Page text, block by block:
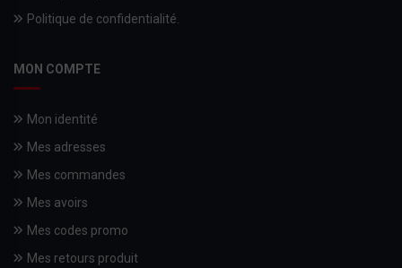
Politique de confidentialité.
MON COMPTE
Mon identité
Mes adresses
Mes commandes
Mes avoirs
Mes codes promo
Mes retours produit